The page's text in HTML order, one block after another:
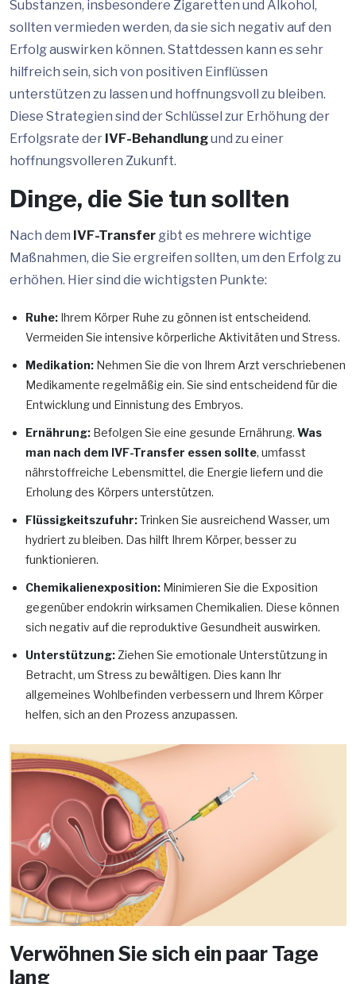
Substanzen, insbesondere Zigaretten und Alkohol,
sollten vermieden werden, da sie sich negativ auf den
Erfolg auswirken können. Stattdessen kann es sehr
hilfreich sein, sich von positiven Einflüssen
unterstützen zu lassen und hoffnungsvoll zu bleiben.
Diese Strategien sind der Schlüssel zur Erhöhung der
Erfolgsrate der IVF-Behandlungund zu einer
hoffnungsvolleren Zukunft.
Dinge, die Sie tun sollten
Nach dem IVF-Transfer gibt es mehrere wichtige
Maßnahmen, die Sie ergreifen sollten, um den Erfolg zu
erhöhen. Hier sind die wichtigsten Punkte:
Ruhe: Ihrem Körper Ruhe zu gönnen ist entscheidend.
Vermeiden Sie intensive körperliche Aktivitäten und Stress.
Medikation: Nehmen Sie die von Ihrem Arzt verschriebenen
Medikamente regelmäßig ein. Sie sind entscheidend für die
Entwicklung und Einnistung des Embryos.
Ernährung: Befolgen Sie eine gesunde Ernährung. Was
man nach dem IVF-Transfer essen sollte, umfasst
nährstoffreiche Lebensmittel, die Energie liefern und die
Erholung des Körpers unterstützen.
Flüssigkeitszufuhr:Trinken Sie ausreichend Wasser, um
hydriert zu bleiben. Das hilft Ihrem Körper, besser zu
funktionieren.
Chemikalienexposition: Minimieren Sie die Exposition
gegenüber endokrin wirksamen Chemikalien. Diese können
sich negativ auf die reproduktive Gesundheit auswirken.
Unterstützung: Ziehen Sie emotionale Unterstützung in
Betracht, um Stress zu bewältigen. Dies kann Ihr
allgemeines Wohlbefinden verbessern und Ihrem Körper
helfen, sich an den Prozess anzupassen.
Verwöhnen Sie sich ein paar Tage
lang